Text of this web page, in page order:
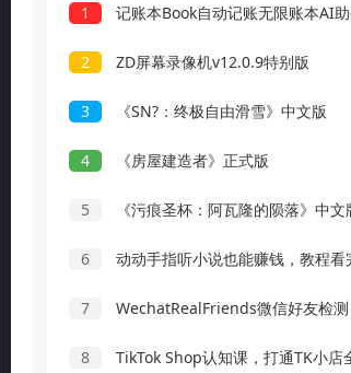
1 记账本Book自动记账无限账本AI
2 ZD屏幕录像机v12.0.9特别版
3 《SN?：终极自由滑雪》中文版
4 《房屋建造者》正式版
5 《污痕圣杯：阿瓦隆的陨落》中文
6 动动手指听小说也能赚钱，教程看完就会，当天做秒见收益，新手
7 WechatRealFriends微信好友检测
8 TikTok Shop认知课，打通TK小店